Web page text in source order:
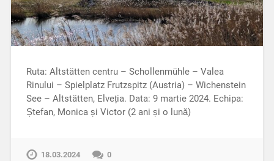
Ruta: Altstätten centru – Schollenmühle – Valea
Rinului – Spielplatz Frutzspitz (Austria) – Wichenstein
See – Altstätten, Elveția. Data: 9 martie 2024. Echipa:
Ștefan, Monica și Victor (2 ani și o lună)
18.03.2024 0